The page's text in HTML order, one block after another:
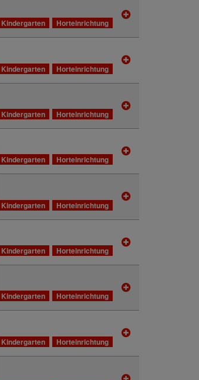
Kindergarten Horteinrichtung
Kindergarten Horteinrichtung
Kindergarten Horteinrichtung
Kindergarten Horteinrichtung
Kindergarten Horteinrichtung
Kindergarten Horteinrichtung
Kindergarten Horteinrichtung
Kindergarten Horteinrichtung